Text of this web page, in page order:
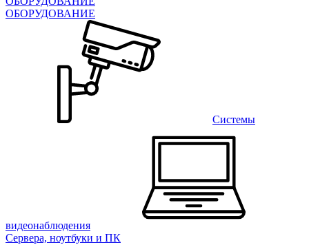
ОБОРУДОВАНИЕ
Системы
видеонаблюдения
Сервера, ноутбуки и ПК